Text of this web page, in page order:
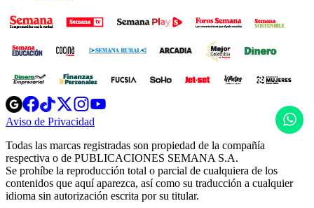
Opens
in
new
Opens
in
new
Opens
in
new
window
Opens
new
windowwindow
Aviso de Privacidad
new
window
Todas las marcas registradas son propiedad de la compañía
respectiva o de PUBLICACIONES SEMANA S.A.
Se prohíbe la reproducción total o parcial de cualquiera de los
contenidos que aquí aparezca, así como su traducción a cualquier
idioma sin autorización escrita por su titular.